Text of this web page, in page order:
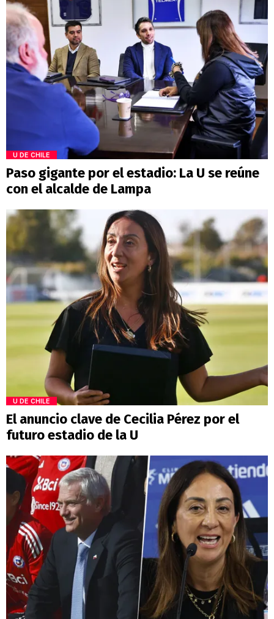
U DE CHILE
Paso gigante por el estadio: La U se reúne
con el alcalde de Lampa
U DE CHILE
El anuncio clave de Cecilia Pérez por el
futuro estadio de la U